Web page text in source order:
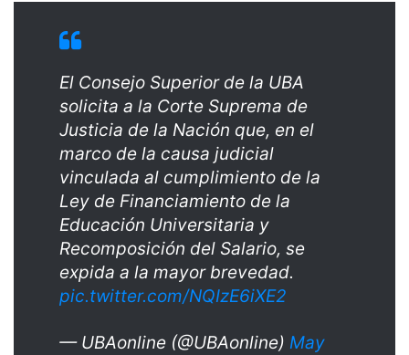
El Consejo Superior de la UBA
solicita a la Corte Suprema de
Justicia de la Nación que, en el
marco de la causa judicial
vinculada al cumplimiento de la
Ley de Financiamiento de la
Educación Universitaria y
Recomposición del Salario, se
expida a la mayor brevedad.
pic.twitter.com/NQIzE6iXE2
— UBAonline (@UBAonline) May